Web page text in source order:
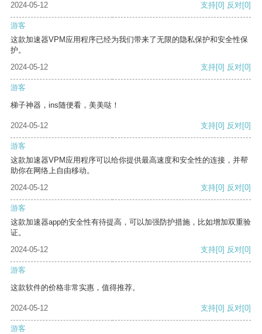
2024-05-12 支持[0] 反对[0]
游客
这款加速器VPM应用程序已经为我们带来了无限的隐私保护和安全性保
护。
2024-05-12
支持[0] 反对[0]
游客
梯子神器，ins随便看，美美哒！
2024-05-12 支持[0] 反对[0]
游客
这款加速器VPM应用程序可以给你提供最高速度和安全性的连接，并帮
助你在网络上自由移动。
2024-05-12
支持[0] 反对[0]
游客
这款加速器app的安全性有待提高，可以加强防护措施，比如增加双重验
证。
2024-05-12
支持[0] 反对[0]
游客
这款软件的价格非常实惠，值得推荐。
2024-05-12 支持[0] 反对[0]
游客